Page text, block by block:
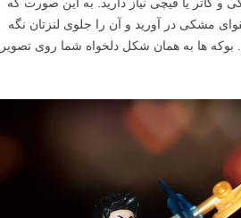
شده و چشم بیننده را بر روی میانه تصویر
دلخواه